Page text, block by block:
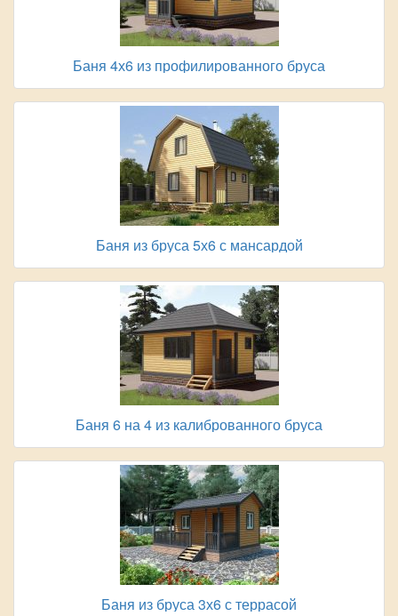
Баня 4х6 из профилированного бруса
Баня из бруса 5х6 с мансардой
Баня 6 на 4 из калиброванного бруса
Баня из бруса 3х6 с террасой